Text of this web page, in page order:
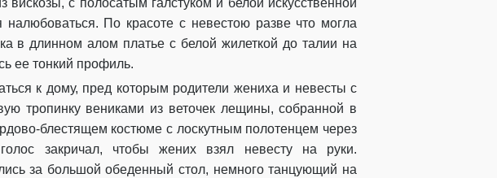
вискозы, с полосатым галстуком и белой искусственной
По красоте с невестою разве что могла
в длинном алом платье с белой жилеткой до талии на
ее тонкий профиль.
к дому, пред которым родители жениха и невесты с
тропинку вениками из веточек лещины, собранной в
блестящем костюме с лоскутным полотенцем через
закричал, чтобы жених взял невесту на руки.
за большой обеденный стол, немного танцующий на